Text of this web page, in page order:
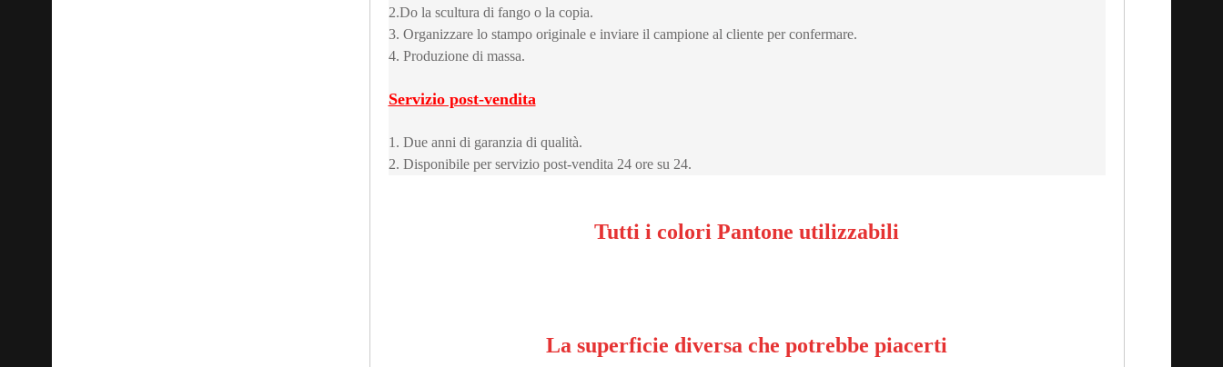
2.Do la scultura di fango o la copia.
3. Organizzare lo stampo originale e inviare il campione al cliente per confermare.
4. Produzione di massa.
Servizio post-vendita
1. Due anni di garanzia di qualità.
2. Disponibile per servizio post-vendita 24 ore su 24.
Tutti i colori Pantone utilizzabili
La superficie diversa che potrebbe piacerti